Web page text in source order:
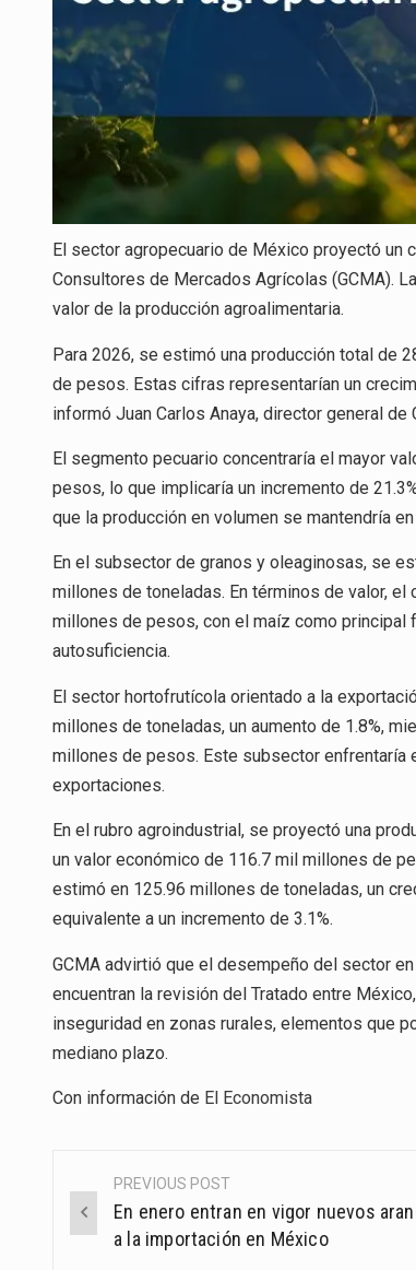
El sector agropecuario de México proyectó un
Consultores de Mercados Agrícolas (GCMA).
valor de la producción agroalimentaria.
Para 2026, se estimó una producción total de
de pesos. Estas cifras representarían un
informó Juan Carlos Anaya, director general de
El segmento pecuario concentraría el mayor
pesos, lo que implicaría un incremento de
que la producción en volumen se mantendría
En el subsector de granos y oleaginosas, se
millones de toneladas. En términos de valor, el
millones de pesos, con el maíz como principal
autosuficiencia.
El sector hortofrutícola orientado a la
millones de toneladas, un aumento de 1.8%,
millones de pesos. Este subsector
exportaciones.
En el rubro agroindustrial, se proyectó una
un valor económico de 116.7 mil millones de
estimó en 125.96 millones de toneladas, un
equivalente a un incremento de 3.1%.
GCMA advirtió que el desempeño del sector
encuentran la revisión del Tratado entre
inseguridad en zonas rurales, elementos que
mediano plazo.
Con información de El Economista
Post
navigation
PREVIOUS POST
En enero entran en vigor nuevos
a la importación en México